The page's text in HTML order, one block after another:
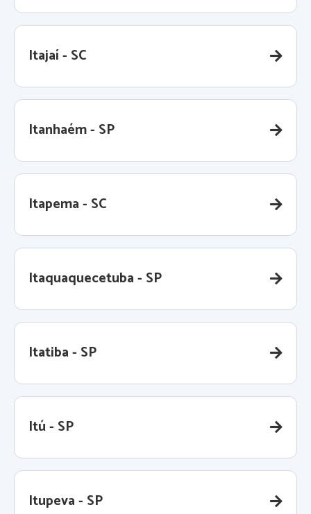
Itajaí - SC
Itanhaém - SP
Itapema - SC
Itaquaquecetuba - SP
Itatiba - SP
Itú - SP
Itupeva - SP